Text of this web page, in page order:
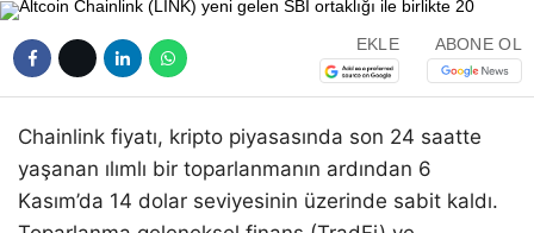
EKLE ABONE OL
Chainlink fiyatı, kripto piyasasında son 24 saatte
yaşanan ılımlı bir toparlanmanın ardından 6
Kasım’da 14 dolar seviyesinin üzerinde sabit kaldı.